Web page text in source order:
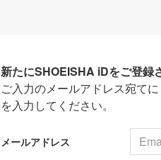
新たにSHOEISHA iDをご登録
ご入力のメールアドレス宛て
を入力してください。
メールアドレス